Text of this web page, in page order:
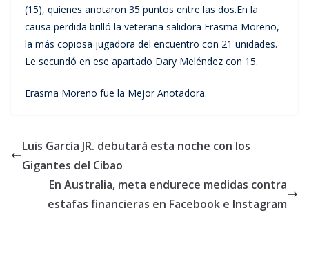
(15), quienes anotaron 35 puntos entre las dos.En la
causa perdida brilló la veterana salidora Erasma Moreno,
la más copiosa jugadora del encuentro con 21 unidades.
Le secundó en ese apartado Dary Meléndez con 15.
Erasma Moreno fue la Mejor Anotadora.
Luis García JR. debutará esta noche con los
Gigantes del Cibao
En Australia, meta endurece medidas contra
estafas financieras en Facebook e Instagram